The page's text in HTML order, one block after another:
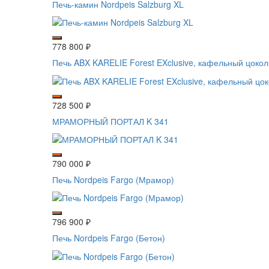
Печь-камин Nordpeis Salzburg XL
778 800 ₽
Печь ABX KARELIE Forest EXclusive, кафельный
728 500 ₽
МРАМОРНЫЙ ПОРТАЛ K 341
790 000 ₽
Печь Nordpeis Fargo (Мрамор)
796 900 ₽
Печь Nordpeis Fargo (Бетон)